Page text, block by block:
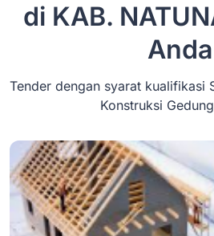
di KAB.
Anda
Tender dengan syarat kualifikasi
Konstruksi